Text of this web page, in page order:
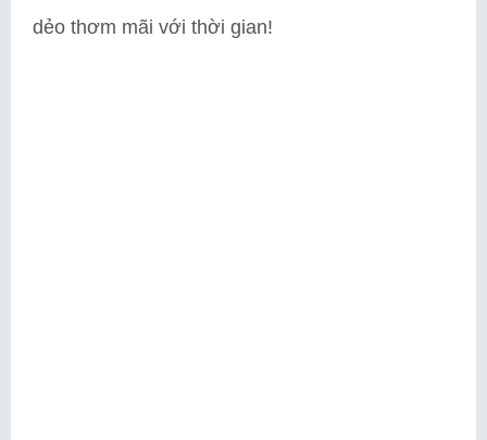
dẻo thơm mãi với thời gian!